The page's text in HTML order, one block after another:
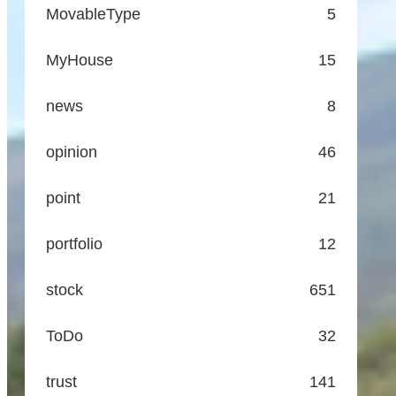
MovableType 5
MyHouse 15
news 8
opinion 46
point 21
portfolio 12
stock 651
ToDo 32
trust 141